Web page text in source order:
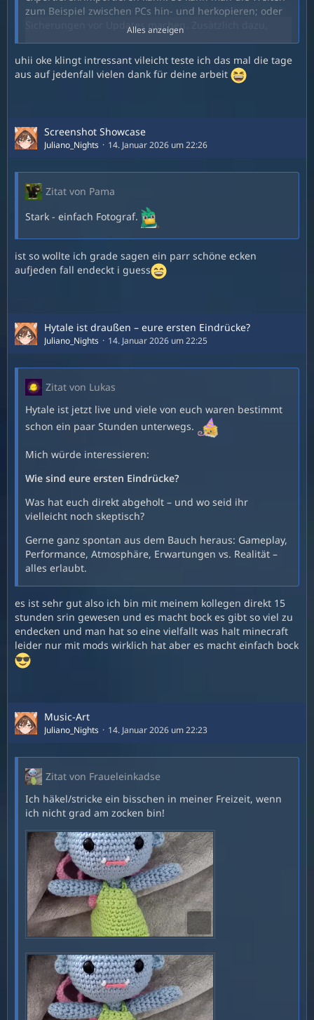
zum Beispiel zwischen PCs hin- und herkopieren; oder
Sicherungen vor Updates machen. Zusätzlich dazu,
Hytale macht übrigens selbstständig Sicherungen von
den Welten; diese Sicherungen werden in meinem Tool
Ich selbst habe kein Windows, wer ein bisschen Lust
und Zeit hat, kann gern mal schauen - ob mein Tool
den Welten.
Alles anzeigen
uhii oke klingt intressant vileicht teste ich das mal die tage
aus auf jedenfall vielen dank für deine arbeit
Screenshot Showcase
Juliano_Nights 14. Januar 2026 um 22:26
Zitat von Pama
Stark - einfach Fotograf.
ist so wollte ich grade sagen ein parr schöne ecken
aufjeden fall endeckt i guess
Hytale ist draußen – eure ersten Eindrücke?
Juliano_Nights 14. Januar 2026 um 22:25
Zitat von Lukas
Hytale ist jetzt live und viele von euch waren bestimmt
schon ein paar Stunden unterwegs.
Mich würde interessieren:
Wie sind eure ersten Eindrücke?
Was hat euch direkt abgeholt – und wo seid ihr
vielleicht noch skeptisch?
Gerne ganz spontan aus dem Bauch heraus: Gameplay,
Performance, Atmosphäre, Erwartungen vs. Realität –
alles erlaubt.
es ist sehr gut also ich bin mit meinem kollegen direkt 15
stunden srin gewesen und es macht bock es gibt so viel zu
endecken und man hat so eine vielfallt was halt minecraft
leider nur mit mods wirklich hat aber es macht einfach bock
Music-Art
Juliano_Nights 14. Januar 2026 um 22:23
Zitat von Fraueleinkadse
Ich häkel/stricke ein bisschen in meiner Freizeit, wenn
ich nicht grad am zocken bin!